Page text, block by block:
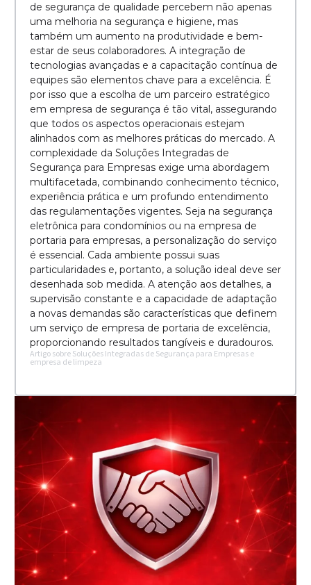
de segurança de qualidade percebem não apenas
uma melhoria na segurança e higiene, mas
também um aumento na produtividade e bem-
estar de seus colaboradores. A integração de
tecnologias avançadas e a capacitação contínua de
equipes são elementos chave para a excelência. É
por isso que a escolha de um parceiro estratégico
em empresa de segurança é tão vital, assegurando
que todos os aspectos operacionais estejam
alinhados com as melhores práticas do mercado. A
complexidade da Soluções Integradas de
Segurança para Empresas exige uma abordagem
multifacetada, combinando conhecimento técnico,
experiência prática e um profundo entendimento
das regulamentações vigentes. Seja na segurança
eletrônica para condomínios ou na empresa de
portaria para empresas, a personalização do serviço
é essencial. Cada ambiente possui suas
particularidades e, portanto, a solução ideal deve ser
desenhada sob medida. A atenção aos detalhes, a
supervisão constante e a capacidade de adaptação
a novas demandas são características que definem
um serviço de empresa de portaria de excelência,
proporcionando resultados tangíveis e duradouros.
Artigo sobre Soluções Integradas de Segurança para Empresas e
empresa de limpeza